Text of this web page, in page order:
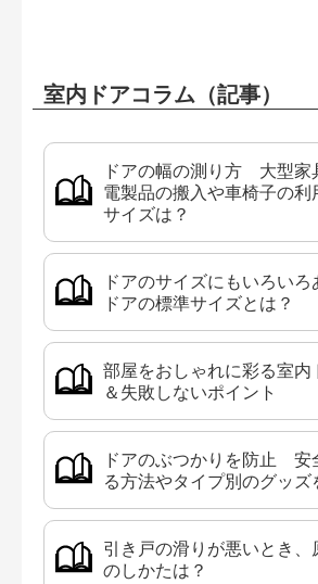
室内ドアコラム（記事）
ドアの幅の測り方 大型家
電製品の搬入や車椅子の利
サイズは？
ドアのサイズにもいろいろ
ドアの標準サイズとは？
部屋をおしゃれに彩る室内
＆失敗しないポイント
ドアのぶつかりを防止 安
る方法やタイプ別のグッズ
引き戸の滑りが悪いとき、
のしかたは？